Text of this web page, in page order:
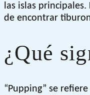
las islas
de encontrar
¿Qué
“Pupping” se